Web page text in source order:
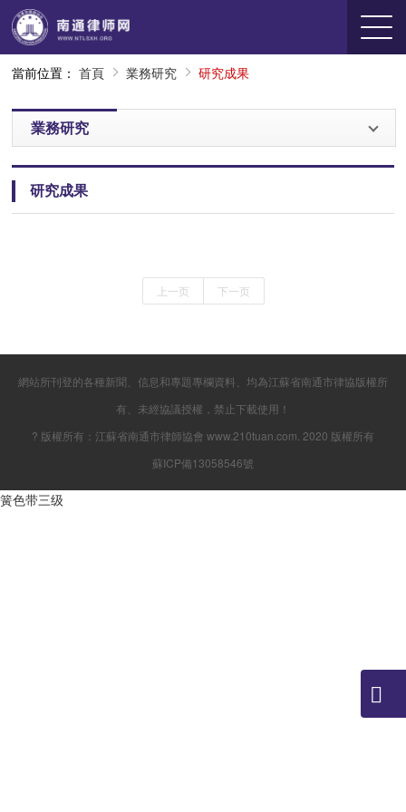
當前位置： 首頁 業務研究 研究成果
業務研究
研究成果
上一页 下一页
網站所刊登的各種新聞、信息和專題專欄資料、均為江蘇省南通市律協版權所
有、未經協議授權，禁止下載使用！
? 版權所有：江蘇省南通市律師協會 www.210tuan.com. 2020 版權所有
蘇ICP備13058546號
簧色带三级